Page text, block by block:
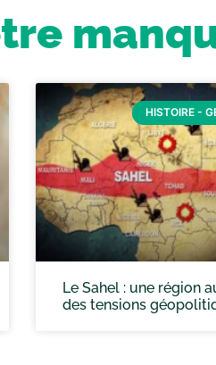
HISTOIRE -
Le Sahel : une région
des tensions